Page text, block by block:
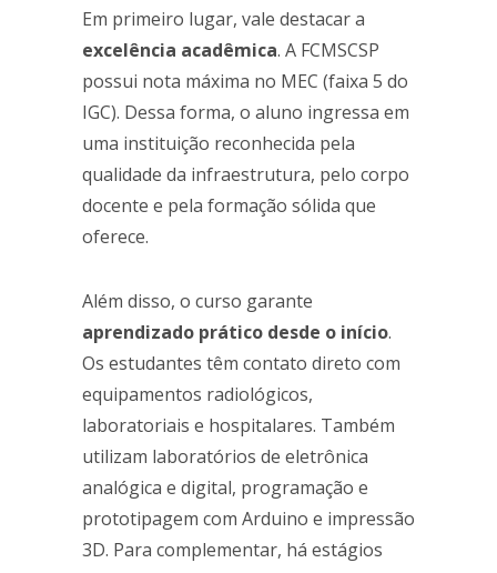
Em primeiro lugar, vale destacar a
excelência acadêmica. A FCMSCSP
possui nota máxima no MEC (faixa 5 do
IGC). Dessa forma, o aluno ingressa em
uma instituição reconhecida pela
qualidade da infraestrutura, pelo corpo
docente e pela formação sólida que
oferece.
Além disso, o curso garante
aprendizado prático desde o início.
Os estudantes têm contato direto com
equipamentos radiológicos,
laboratoriais e hospitalares. Também
utilizam laboratórios de eletrônica
analógica e digital, programação e
prototipagem com Arduino e impressão
3D. Para complementar, há estágios